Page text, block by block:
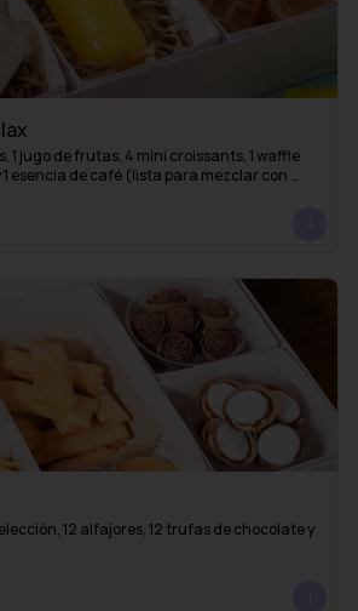
1 jugo de frutas, 4 mini croissants, 1 waffle
esencia de café (lista para mezclar con
12 alfajores, 12 trufas de chocolate y